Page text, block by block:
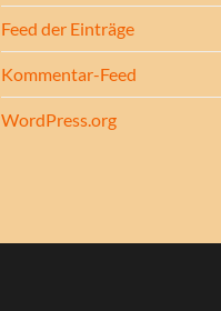
Feed der Einträge
Kommentar-Feed
WordPress.org